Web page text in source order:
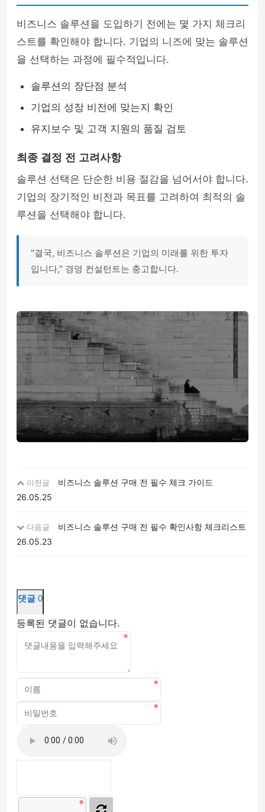
비즈니스 솔루션을 도입하기 전에는 몇 가지 체크리
스트를 확인해야 합니다. 기업의 니즈에 맞는 솔루션
을 선택하는 과정에 필수적입니다.
솔루션의 장단점 분석
기업의 성장 비전에 맞는지 확인
유지보수 및 고객 지원의 품질 검토
최종 결정 전 고려사항
솔루션 선택은 단순한 비용 절감을 넘어서야 합니다.
기업의 장기적인 비전과 목표를 고려하여 최적의 솔
루션을 선택해야 합니다.
"결국, 비즈니스 솔루션은 기업의 미래를 위한 투자
입니다," 경영 컨설턴트는 충고합니다.
이전글
비즈니스 솔루션 구매 전 필수 체크 가이드
26.05.25
다음글
비즈니스 솔루션 구매 전 필수 확인사항 체크리스트
26.05.23
댓글 0
등록된 댓글이 없습니다.